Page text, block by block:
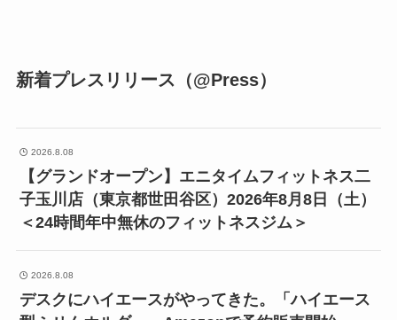
新着プレスリリース（@Press）
2026.8.08
【グランドオープン】エニタイムフィットネス二
子玉川店（東京都世田谷区）2026年8月8日（土）
＜24時間年中無休のフィットネスジム＞
2026.8.08
デスクにハイエースがやってきた。「ハイエース